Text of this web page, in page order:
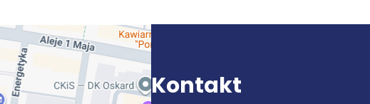
Kontakt